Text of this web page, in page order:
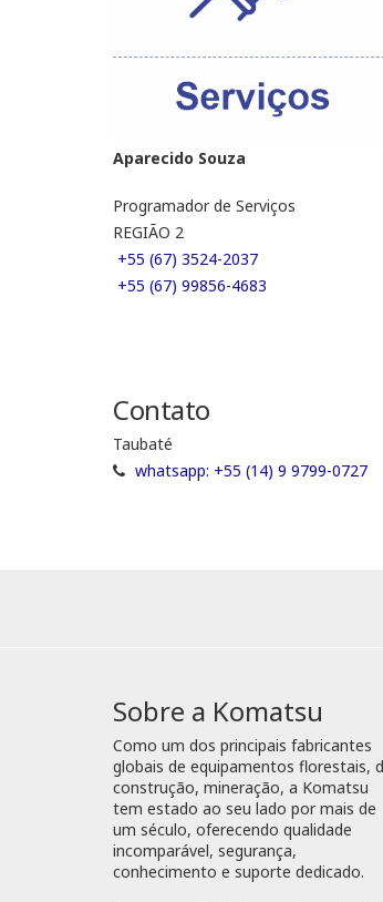
Aparecido Souza
Programador de Serviços
REGIÃO 2
+55 (67) 3524-2037
+55 (67) 99856-4683
Contato
Taubaté
whatsapp: +55 (14) 9 9799-0727
Sobre a Komatsu
Como um dos principais fabricantes
globais de equipamentos florestais,
construção, mineração, a Komatsu
tem estado ao seu lado por mais de
um século, oferecendo qualidade
incomparável, segurança,
conhecimento e suporte dedicado.